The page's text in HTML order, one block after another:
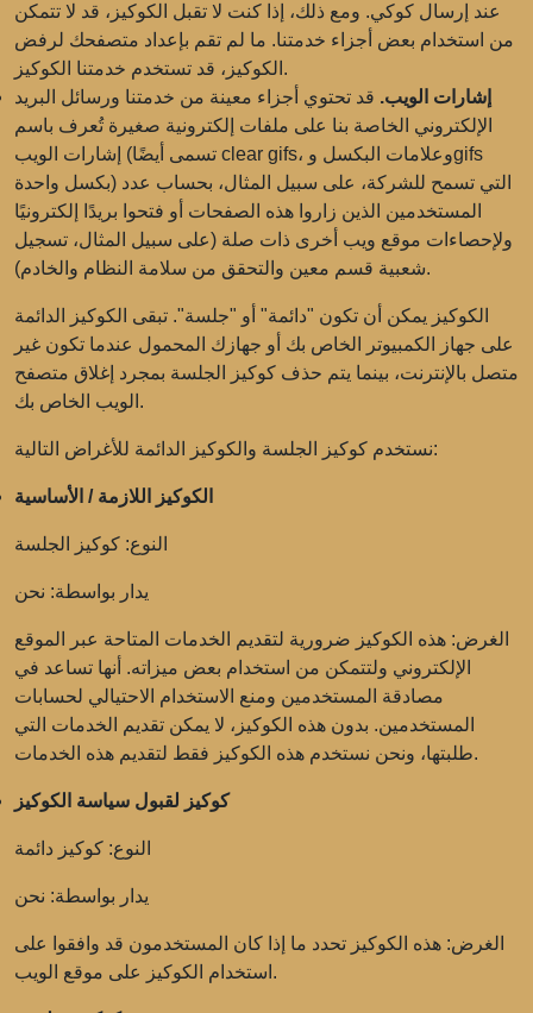
عند إرسال كوكي. ومع ذلك، إذا كنت لا تقبل الكوكيز، قد لا تتمكن
من استخدام بعض أجزاء خدمتنا. ما لم تقم بإعداد متصفحك لرفض
الكوكيز، قد تستخدم خدمتنا الكوكيز.
إشارات الويب. قد تحتوي أجزاء معينة من خدمتنا ورسائل البريد
الإلكتروني الخاصة بنا على ملفات إلكترونية صغيرة تُعرف باسم
إشارات الويب (تسمى أيضًا clear gifs، وعلامات البكسل وgifs
بكسل واحدة) التي تسمح للشركة، على سبيل المثال، بحساب عدد
المستخدمين الذين زاروا هذه الصفحات أو فتحوا بريدًا إلكترونيًا
ولإحصاءات موقع ويب أخرى ذات صلة (على سبيل المثال، تسجيل
شعبية قسم معين والتحقق من سلامة النظام والخادم).
الكوكيز يمكن أن تكون "دائمة" أو "جلسة". تبقى الكوكيز الدائمة
على جهاز الكمبيوتر الخاص بك أو جهازك المحمول عندما تكون غير
متصل بالإنترنت، بينما يتم حذف كوكيز الجلسة بمجرد إغلاق متصفح
الويب الخاص بك.
نستخدم كوكيز الجلسة والكوكيز الدائمة للأغراض التالية:
الكوكيز اللازمة / الأساسية
النوع: كوكيز الجلسة
يدار بواسطة: نحن
الغرض: هذه الكوكيز ضرورية لتقديم الخدمات المتاحة عبر الموقع
الإلكتروني ولتتمكن من استخدام بعض ميزاته. أنها تساعد في
مصادقة المستخدمين ومنع الاستخدام الاحتيالي لحسابات
المستخدمين. بدون هذه الكوكيز، لا يمكن تقديم الخدمات التي
طلبتها، ونحن نستخدم هذه الكوكيز فقط لتقديم هذه الخدمات.
كوكيز لقبول سياسة الكوكيز
النوع: كوكيز دائمة
يدار بواسطة: نحن
الغرض: هذه الكوكيز تحدد ما إذا كان المستخدمون قد وافقوا على
استخدام الكوكيز على موقع الويب.